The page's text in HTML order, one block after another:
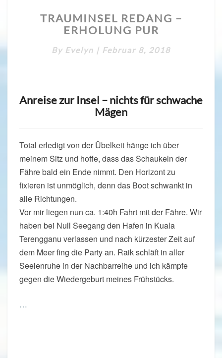
REDANG
–
PUR
TRAUMINSEL REDANG –
ERHOLUNG PUR
By Evelyn | Februar 8, 2018
Anreise zur Insel – nichts für schwache
Mägen
Total erledigt von der Übelkeit hänge ich über
meinem Sitz und hoffe, dass das Schaukeln der
Fähre bald ein Ende nimmt. Den Horizont zu
fixieren ist unmöglich, denn das Boot schwankt in
alle Richtungen.
Vor mir liegen nun ca. 1:40h Fahrt mit der Fähre. Wir
haben bei Null Seegang den Hafen in Kuala
Terengganu verlassen und nach kürzester Zeit auf
dem Meer fing die Party an. Raik schläft in aller
Seelenruhe in der Nachbarreihe und ich kämpfe
gegen die Wiedergeburt meines Frühstücks.
…